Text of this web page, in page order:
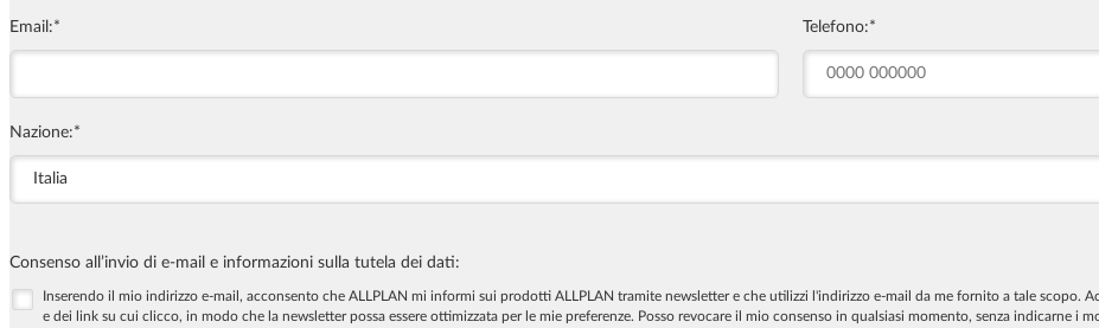
*
Email: *
Telefono:
*
Nazione:
Consenso all’invio di e-mail e informazioni sulla tutela dei dati:
Inserendo il mio indirizzo e-mail, acconsento che ALLPLAN mi informi sui prodotti ALLPLAN tramite newsletter e che utilizzi l'indirizzo e-mail da me fornito a tale scopo.
e dei link su cui clicco, in modo che la newsletter possa essere ottimizzata per le mie preferenze. Posso revocare il mio consenso in qualsiasi momento, senza indicarne i